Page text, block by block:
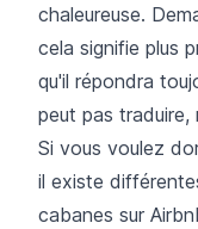
chaleureuse.
cela signifie plus
qu'il répondra
peut pas traduire,
Si vous voulez
il existe
cabanes sur